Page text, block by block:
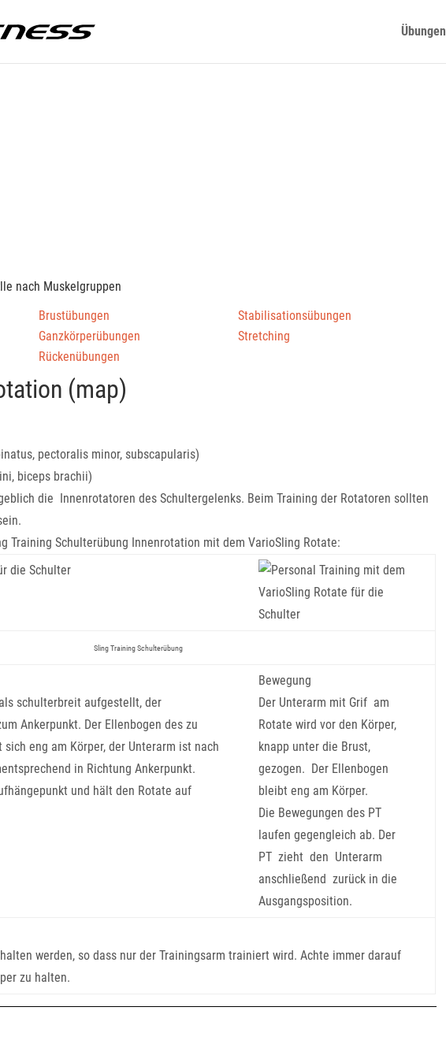
Übungen
nach Muskelgruppen
Brustübungen
Ganzkörperübungen
Rückenübungen
Stabilisationsübungen
Stretching
(map)
pectoralis minor, subscapularis)
biceps brachii)
die Innenrotatoren des Schultergelenks. Beim Training der Rotatoren sollten
Training Schulterübung Innenrotation mit dem VarioSling Rotate:
Sling Training Schulterübung
schulterbreit aufgestellt, der
Ankerpunkt. Der Ellenbogen des zu
eng am Körper, der Unterarm ist nach
in Richtung Ankerpunkt.
und hält den Rotate auf
Bewegung
Der Unterarm mit Grif am
Rotate wird vor den Körper,
knapp unter die Brust,
gezogen. Der Ellenbogen
bleibt eng am Körper.
Die Bewegungen des PT
laufen gegengleich ab. Der
PT zieht den Unterarm
anschließend zurück in die
Ausgangsposition.
werden, so dass nur der Trainingsarm trainiert wird. Achte immer darauf
zu halten.